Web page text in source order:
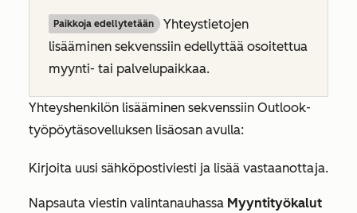
Paikkoja edellytetään
Yhteystietojen
lisääminen sekvenssiin edellyttää osoitettua
myynti- tai palvelupaikkaa.
Yhteyshenkilön lisääminen sekvenssiin Outlook-
työpöytäsovelluksen lisäosan avulla:
Kirjoita uusi sähköpostiviesti ja lisää vastaanottaja.
Napsauta viestin valintanauhassa Myyntityökalut